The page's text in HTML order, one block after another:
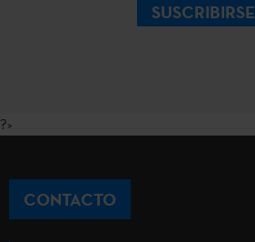
SUSCRIBIRSE
?>
CONTACTO